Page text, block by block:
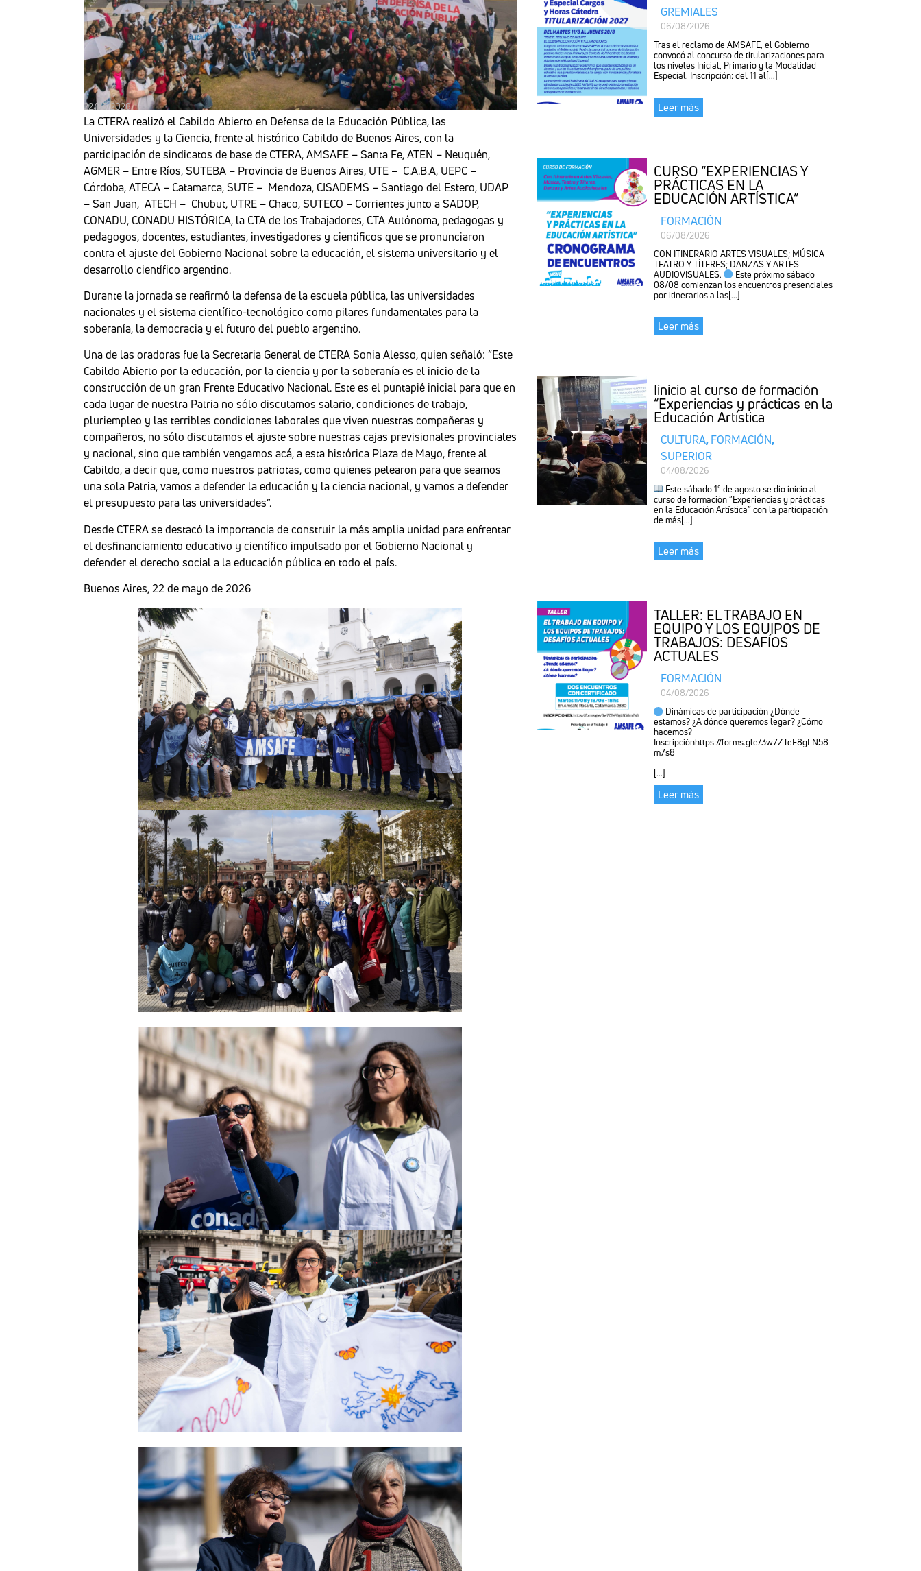
22/05/2026
La CTERA realizó el Cabildo Abierto en Defensa de la Educación Pública, las
Universidades y la Ciencia, frente al histórico Cabildo de Buenos Aires, con la
participación de sindicatos de base de CTERA, AMSAFE – Santa Fe, ATEN – Neuquén,
AGMER – Entre Ríos, SUTEBA – Provincia de Buenos Aires, UTE – C.A.B.A, UEPC –
Córdoba, ATECA – Catamarca, SUTE – Mendoza, CISADEMS – Santiago del Estero, UDAP
– San Juan, ATECH – Chubut, UTRE – Chaco, SUTECO – Corrientes junto a SADOP,
CONADU, CONADU HISTÓRICA, la CTA de los Trabajadores, CTA Autónoma, pedagogas y
pedagogos, docentes, estudiantes, investigadores y científicos que se pronunciaron
contra el ajuste del Gobierno Nacional sobre la educación, el sistema universitario y el
desarrollo científico argentino.
Durante la jornada se reafirmó la defensa de la escuela pública, las universidades
nacionales y el sistema científico-tecnológico como pilares fundamentales para la
soberanía, la democracia y el futuro del pueblo argentino.
Una de las oradoras fue la Secretaria General de CTERA Sonia Alesso, quien señaló: “Este
Cabildo Abierto por la educación, por la ciencia y por la soberanía es el inicio de la
construcción de un gran Frente Educativo Nacional. Este es el puntapié inicial para que en
cada lugar de nuestra Patria no sólo discutamos salario, condiciones de trabajo,
pluriempleo y las terribles condiciones laborales que viven nuestras compañeras y
compañeros, no sólo discutamos el ajuste sobre nuestras cajas previsionales provinciales
y nacional, sino que también vengamos acá, a esta histórica Plaza de Mayo, frente al
Cabildo, a decir que, como nuestros patriotas, como quienes pelearon para que seamos
una sola Patria, vamos a defender la educación y la ciencia nacional, y vamos a defender
el presupuesto para las universidades”.
Desde CTERA se destacó la importancia de construir la más amplia unidad para enfrentar
el desfinanciamiento educativo y científico impulsado por el Gobierno Nacional y
defender el derecho social a la educación pública en todo el país.
Buenos Aires, 22 de mayo de 2026
GREMIALES
06/08/2026
Tras el reclamo de AMSAFE, el Gobierno
convocó al concurso de titularizaciones para
los niveles Inicial, Primario y la Modalidad
Especial. Inscripción: del 11 al[...]
Leer más
CURSO “EXPERIENCIAS Y
PRÁCTICAS EN LA
EDUCACIÓN ARTÍSTICA”
FORMACIÓN
06/08/2026
CON ITINERARIO ARTES VISUALES; MÚSICA
TEATRO Y TÍTERES; DANZAS Y ARTES
AUDIOVISUALES.
Este próximo sábado
08/08 comienzan los encuentros presenciales
por itinerarios a las[...]
Leer más
Iinicio al curso de formación
“Experiencias y prácticas en la
Educación Artística
CULTURA,FORMACIÓN,
SUPERIOR
04/08/2026
Este sábado 1° de agosto se dio inicio al
curso de formación “Experiencias y prácticas
en la Educación Artística” con la participación
de más[...]
Leer más
TALLER: EL TRABAJO EN
EQUIPO Y LOS EQUIPOS DE
TRABAJOS: DESAFÍOS
ACTUALES
FORMACIÓN
04/08/2026
Dinámicas de participación ¿Dónde
estamos? ¿A dónde queremos legar? ¿Cómo
hacemos?
Inscripciónhttps://forms.gle/3w7ZTeF8gLN58
m7s8
[...]
Leer más